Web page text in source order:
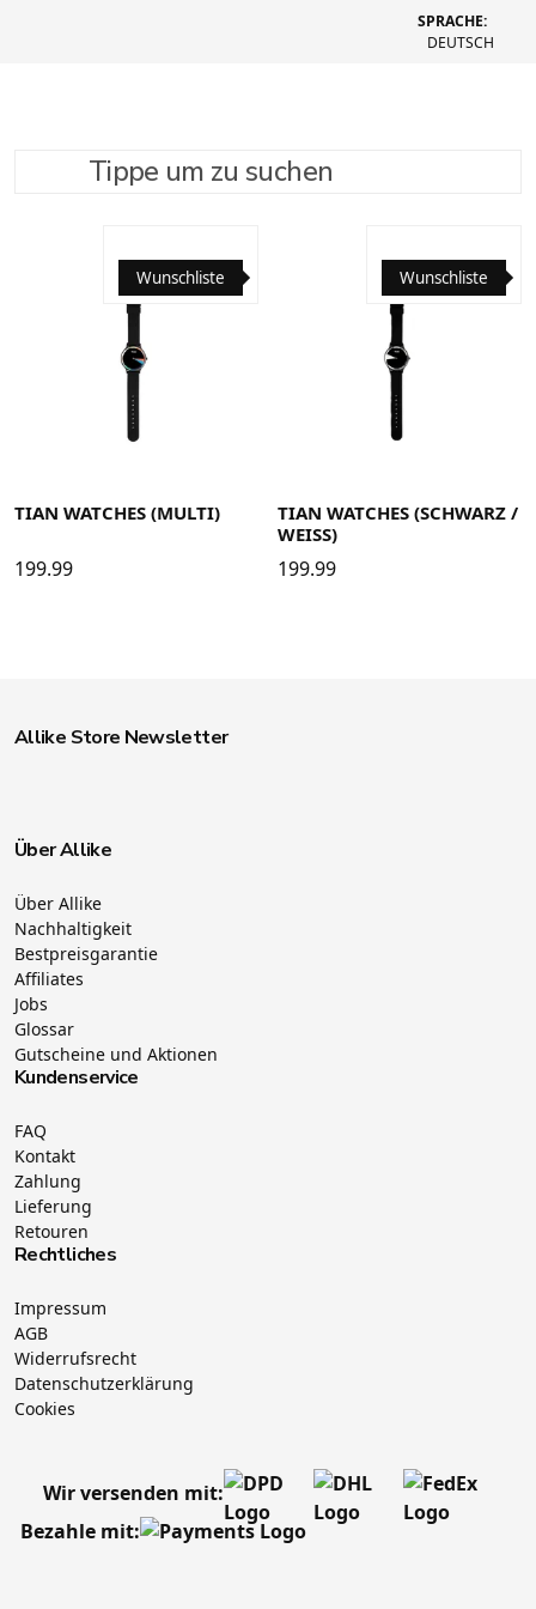
SPRACHE:
DEUTSCH
Tippe um zu suchen
SUCHE VERFEINERN EMPFOHLEN
Wunschliste
TIAN WATCHES (MULTI)
199.99
Wunschliste
TIAN WATCHES (SCHWARZ /
WEISS)
199.99
Allike Store Newsletter
Über Allike
Über Allike
Nachhaltigkeit
Bestpreisgarantie
Affiliates
Jobs
Glossar
Gutscheine und Aktionen
Kundenservice
FAQ
Kontakt
Zahlung
Lieferung
Retouren
Rechtliches
Impressum
AGB
Widerrufsrecht
Datenschutzerklärung
Cookies
Wir versenden mit:
Bezahle mit: